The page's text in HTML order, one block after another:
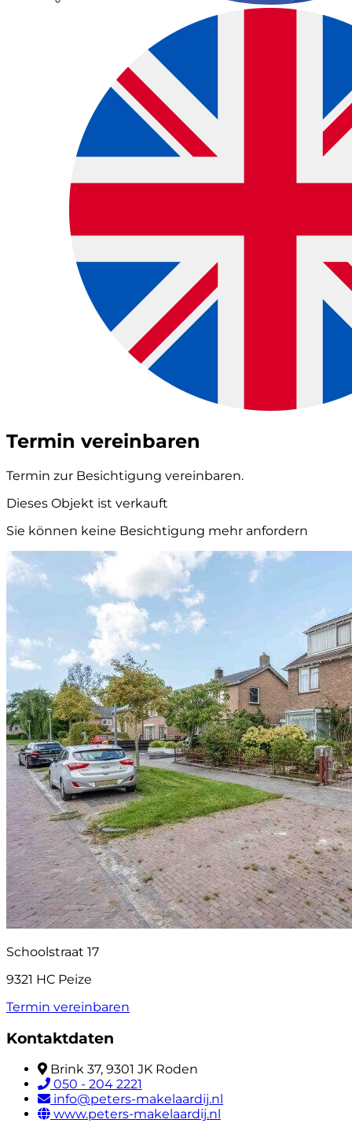
Termin vereinbaren
Termin zur Besichtigung vereinbaren.
Dieses Objekt ist verkauft
Sie können keine Besichtigung mehr anfordern
Schoolstraat 17
9321 HC Peize
Termin vereinbaren
Kontaktdaten
Brink 37, 9301 JK Roden
050 - 204 2221
info@peters-makelaardij.nl
www.peters-makelaardij.nl